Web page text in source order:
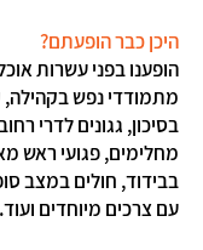
היכן כבר הופעתם?
הופענו בפני עשרות
מתמודדי נפש בקהילה,
בסיכון, גגונים לדרי
מחלימים, פגועי ראש
בבידוד, חולים במצב
עם צרכים מיוחדים ועוד.